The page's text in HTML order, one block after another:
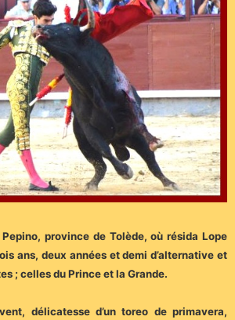
province de Tolède, où résida Lope
ans, deux années et demi d’alternative et
; celles du Prince et la Grande.
délicatesse d’un toreo de primavera,